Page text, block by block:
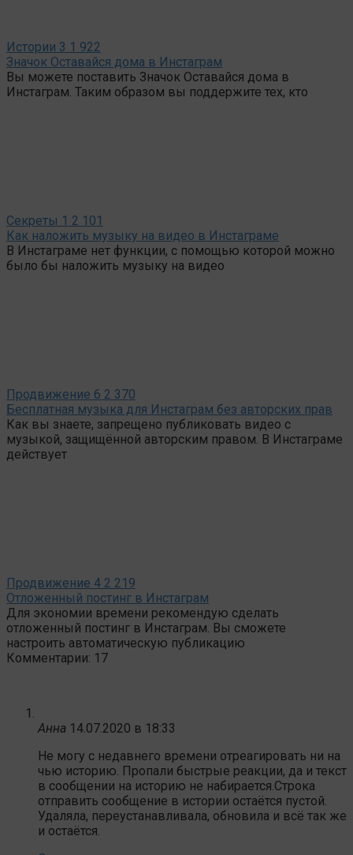
Истории 3 1 922
Значок Оставайся дома в Инстаграм
Вы можете поставить Значок Оставайся дома в
Инстаграм. Таким образом вы поддержите тех, кто
Секреты 1 2 101
Как наложить музыку на видео в Инстаграме
В Инстаграме нет функции, с помощью которой можно
было бы наложить музыку на видео
Продвижение 6 2 370
Бесплатная музыка для Инстаграм без авторских прав
Как вы знаете, запрещено публиковать видео с
музыкой, защищённой авторским правом. В Инстаграме
действует
Продвижение 4 2 219
Отложенный постинг в Инстаграм
Для экономии времени рекомендую сделать
отложенный постинг в Инстаграм. Вы сможете
настроить автоматическую публикацию
Комментарии: 17
Анна 14.07.2020 в 18:33
Не могу с недавнего времени отреагировать ни на
чью историю. Пропали быстрые реакции, да и текст
в сообщении на историю не набирается.Строка
отправить сообщение в истории остаётся пустой.
Удаляла, переустанавливала, обновила и всё так же
и остаётся.